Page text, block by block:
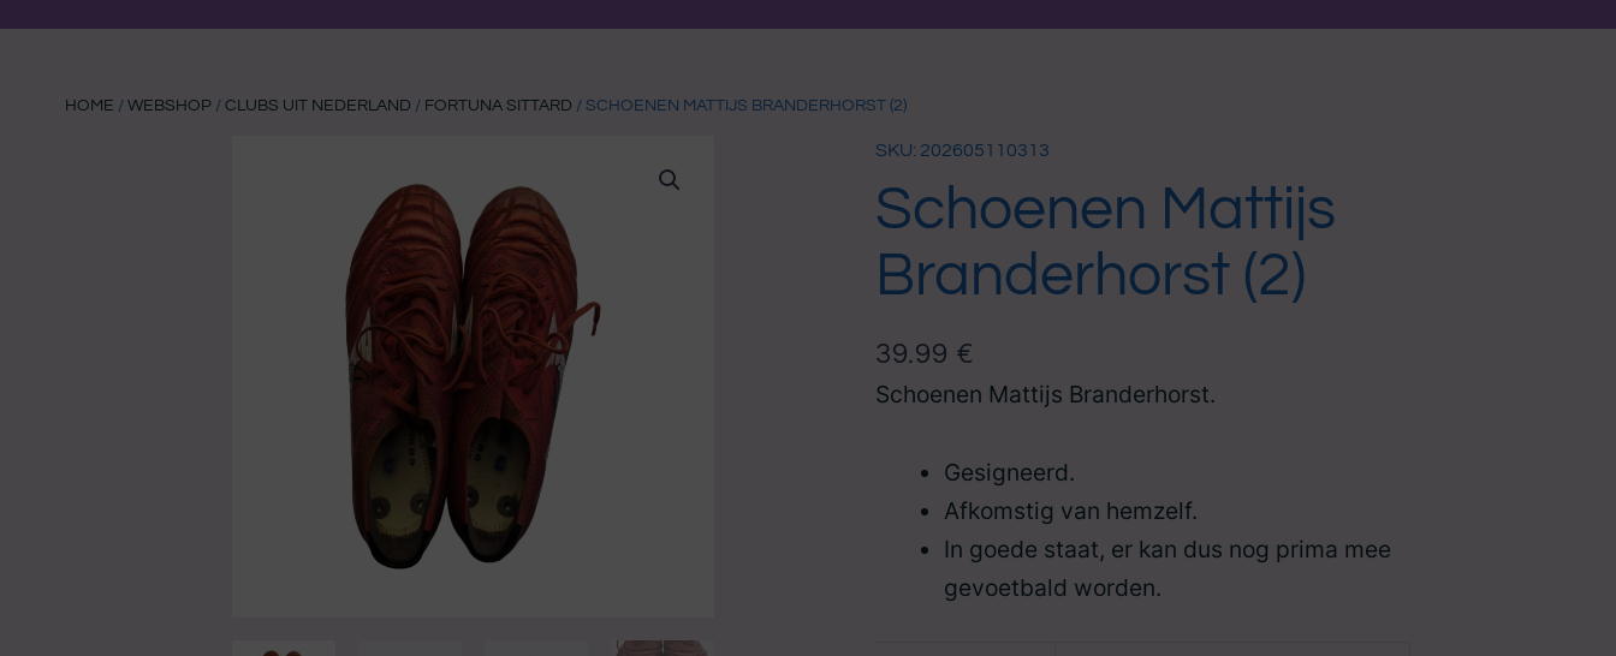
HOME / WEBSHOP/ CLUBS UIT NEDERLAND / FORTUNA SITTARD / SCHOENEN MATTIJS BRANDERHORST (2)
SKU: 202605110313
Schoenen Mattijs
Branderhorst (2)
39.99 €
Schoenen Mattijs Branderhorst.
Gesigneerd.
Afkomstig van hemzelf.
In goede staat, er kan dus nog prima mee
gevoetbald worden.